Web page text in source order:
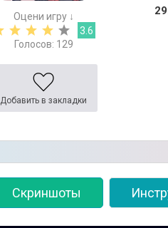
Оцени игру ↓
3.6
Голосов: 129
Добавить в закладки
Скриншоты